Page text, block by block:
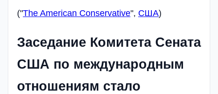
("The American Conservative", США)
Заседание Комитета Сената
США по международным
отношениям стало